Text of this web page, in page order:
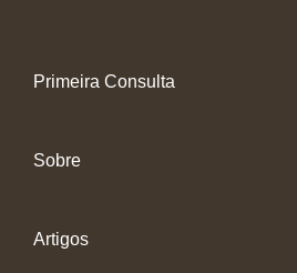
Primeira Consulta
Sobre
Artigos